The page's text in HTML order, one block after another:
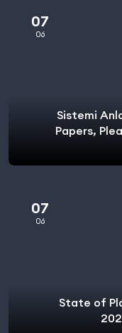
07
06
Sistemi
Papers,
07
06
State of